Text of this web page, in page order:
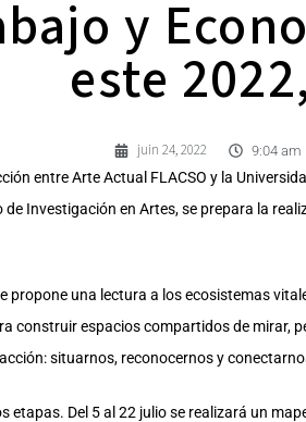
y
este
juin 24, 2022 9:04 am
entre Arte Actual FLACSO y la
Investigación en Artes, se prepara la
propone una lectura a los ecosistemas
construir espacios compartidos de mirar,
situarnos, reconocernos y
etapas. Del 5 al 22 julio se realizará un